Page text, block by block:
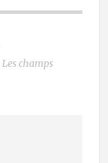
Les champs